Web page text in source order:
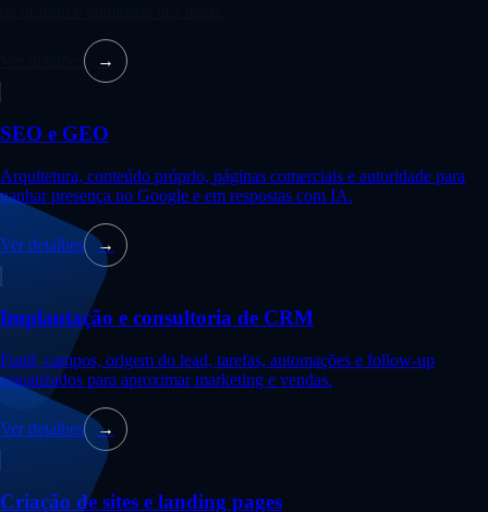
→
SEO e GEO
Arquitetura, conteúdo próprio, páginas comerciais e autoridade para
ganhar presença no Google e em respostas com IA.
Ver detalhes →
Implantação e consultoria de CRM
Funil, campos, origem do lead, tarefas, automações e follow-up
organizados para aproximar marketing e vendas.
Ver detalhes →
Criação de sites e landing pages